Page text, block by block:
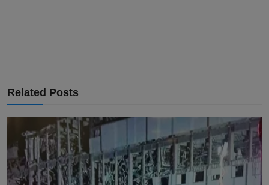
Related Posts